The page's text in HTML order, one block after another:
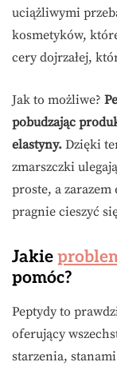
uciążliwymi
kosmetyków,
cery dojrzałej,
Jak to możliwe?
pobudzając
elastyny. Dzięki
zmarszczki
proste, a
pragnie cieszyć
Jakie
pomóc?
Peptydy to
oferujący
starzenia,